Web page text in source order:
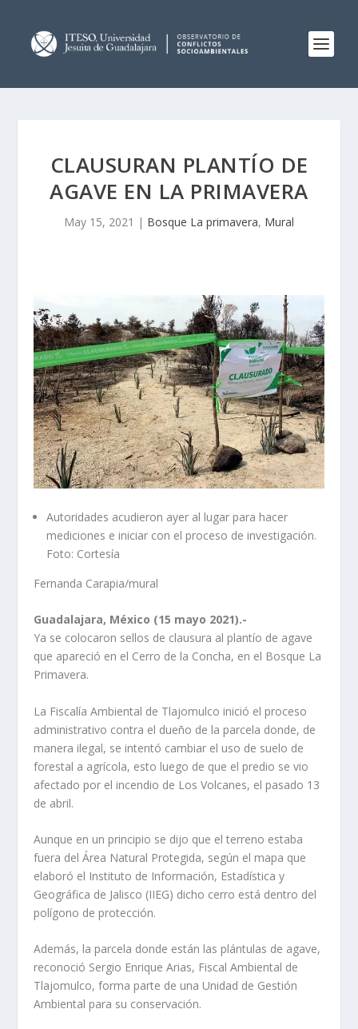
CLAUSURAN PLANTÍO DE
AGAVE EN LA PRIMAVERA
May 15, 2021 | Bosque La primavera, Mural
Autoridades acudieron ayer al lugar para hacer
mediciones e iniciar con el proceso de investigación.
Foto: Cortesía
Fernanda Carapia/mural
Guadalajara, México (15 mayo 2021).-
Ya se colocaron sellos de clausura al plantío de agave
que apareció en el Cerro de la Concha, en el Bosque La
Primavera.
La Fiscalía Ambiental de Tlajomulco inició el proceso
administrativo contra el dueño de la parcela donde, de
manera ilegal, se intentó cambiar el uso de suelo de
forestal a agrícola, esto luego de que el predio se vio
afectado por el incendio de Los Volcanes, el pasado 13
de abril.
Aunque en un principio se dijo que el terreno estaba
fuera del Área Natural Protegida, según el mapa que
elaboró el Instituto de Información, Estadística y
Geográfica de Jalisco (IIEG) dicho cerro está dentro del
polígono de protección.
Además, la parcela donde están las plántulas de agave,
reconoció Sergio Enrique Arias, Fiscal Ambiental de
Tlajomulco, forma parte de una Unidad de Gestión
Ambiental para su conservación.